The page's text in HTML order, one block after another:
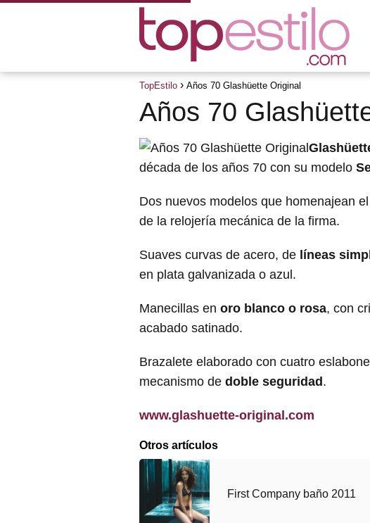
TopEstilo Años 70 Glashüette Original
Años 70
década de los años 70 con su modelo
Dos nuevos modelos que homenajean el
de la relojería mecánica de la firma.
Suaves curvas de acero, de líneas
en plata galvanizada o azul.
Manecillas en oro blanco o rosa, con
acabado satinado.
Brazalete elaborado con cuatro
mecanismo de doble seguridad .
www.glashuette-original.com
Otros artículos
First Company baño 2011